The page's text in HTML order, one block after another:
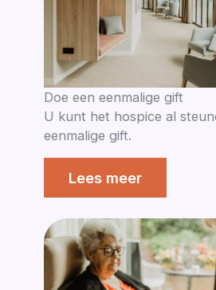
Doe een eenmalige gift
U kunt het hospice al
eenmalige gift.
Lees meer